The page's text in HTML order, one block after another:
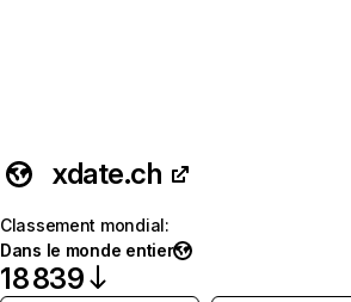
xdate.ch
Classement mondial:
Dans le monde entier
18 839